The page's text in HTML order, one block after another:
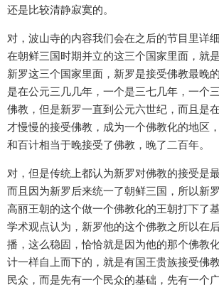
还是比较清静寂寞的。
对，波山寺的内容我们会在之后的节目里详
在朝鲜三国时期并立的这三个国家里面，就
新罗这三个国家里面，新罗是接受佛教最晚
是在公元三几几年，一个是三七几年，一个
佛教，但是新罗一直到公元六世纪，而且是
才慢慢的接受佛教，成为一个佛教化的地区
和百计相当于晚接受了佛教，晚了二百年。
对，但是传统上都认为新罗对佛教的接受是
而且因为新罗后来统一了朝鲜三国，所以新
高丽王朝的这个做一个佛教化的王朝打下了
学术观点认为，新罗他的这个佛教之所以在
播，这么稳固，恰恰就是因为他的那个佛教
计一样自上而下的，就是有国王贵族接受佛
民众，而是先有一个民众的基础，先有一个